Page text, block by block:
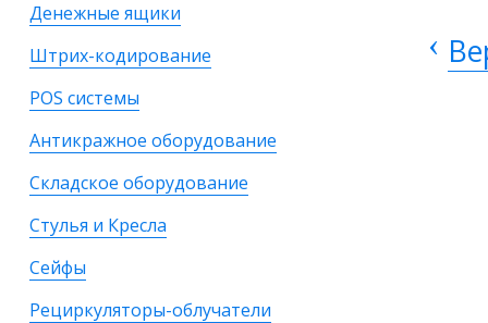
Денежные ящики
Штрих-кодирование
POS системы
Антикражное оборудование
Складское оборудование
Стулья и Кресла
Сейфы
Рециркуляторы-облучатели
‹